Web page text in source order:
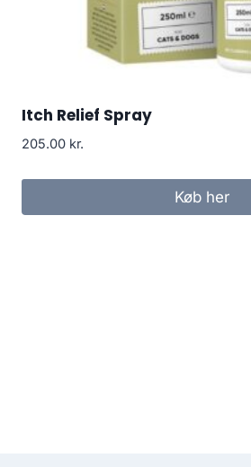
Itch Relief Spray
205.00 kr.
Køb her